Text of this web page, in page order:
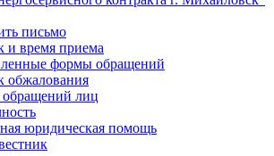
письмо
и время приема
формы обращений
обжалования
лиц
юридическая помощь